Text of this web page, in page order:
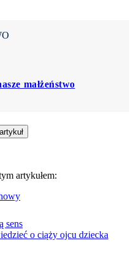
małżeństwo
artykułem:
sens
o ciąży ojcu dziecka